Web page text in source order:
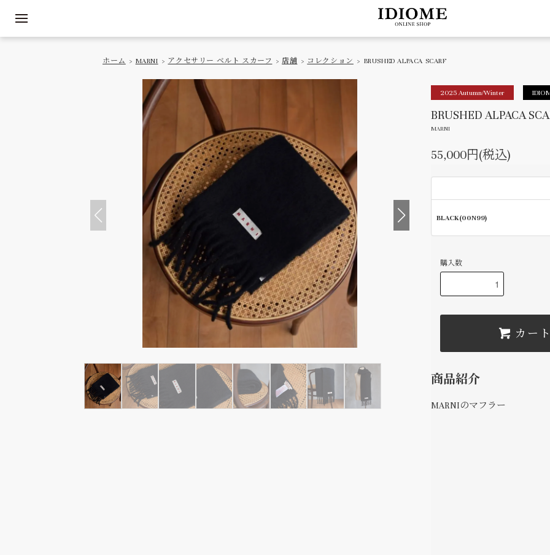
ホーム > MARNI > アクセサリー ベルト スカーフ > 店舗 > コレクション > BRUSHED ALPACA SCARF
2025 Autumn/Winter
BRUSHED ALPACA
MARNI
55,000円(税込)
BLACK(00N99)
購入数
カー
商品紹介
MARNIのマフラー